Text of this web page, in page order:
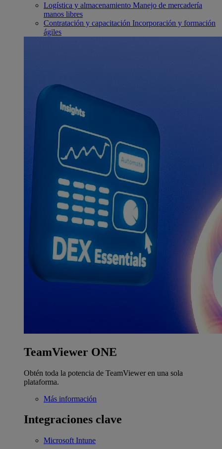
Logística y almacenamiento Manejo de mercadería
manos libres
Contratación y capacitación Incorporación y formación
ágiles
TeamViewer ONE
Obtén toda la potencia de TeamViewer en una sola
plataforma.
Más información
Integraciones clave
Microsoft Intune